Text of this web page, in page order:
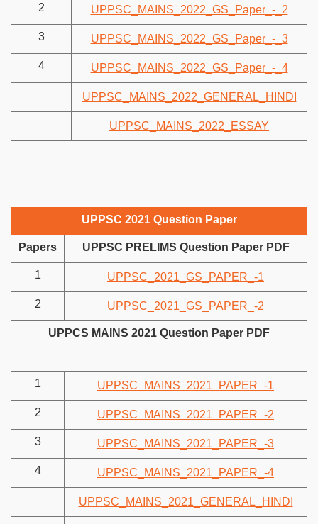
2 UPPSC_MAINS_2022_GS_Paper_-_2
3 UPPSC_MAINS_2022_GS_Paper_-_3
4 UPPSC_MAINS_2022_GS_Paper_-_4
UPPSC_MAINS_2022_GENERAL_HINDI
UPPSC_MAINS_2022_ESSAY
UPPSC 2021 Question Paper
Papers UPPSC PRELIMS Question Paper PDF
1 UPPSC_2021_GS_PAPER_-1
2 UPPSC_2021_GS_PAPER_-2
UPPCS MAINS 2021 Question Paper PDF
1 UPPSC_MAINS_2021_PAPER_-1
2 UPPSC_MAINS_2021_PAPER_-2
3 UPPSC_MAINS_2021_PAPER_-3
4 UPPSC_MAINS_2021_PAPER_-4
UPPSC_MAINS_2021_GENERAL_HINDI